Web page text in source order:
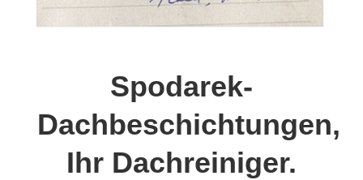
Spodarek-
Dachbeschichtungen,
Ihr Dachreiniger.